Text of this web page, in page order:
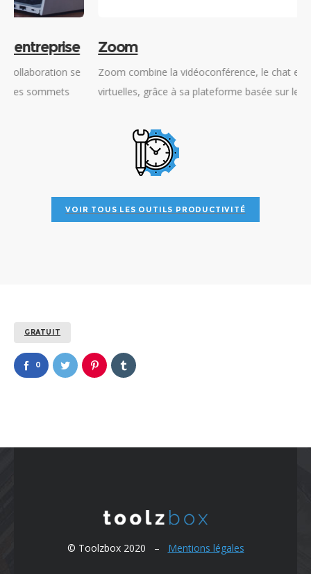
Zoom
Zoom combine la vidéoconférence, le chat et les réunions
virtuelles, grâce à sa plateforme basée sur le cloud pour
VOIR TOUS LES OUTILS PRODUCTIVITÉ
GRATUIT
0
© Toolzbox 2020 – Mentions légales